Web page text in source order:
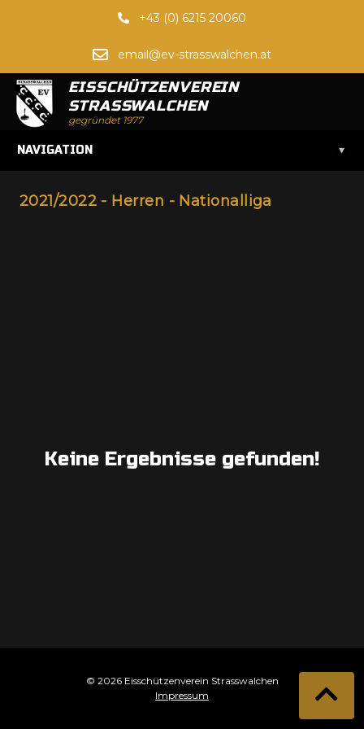
+43 (0) 6215 20060
email@ev-strasswalchen.at
EISSCHÜTZENVEREIN
STRASSWALCHEN
gegründet 1977
NAVIGATION ▾
2021/2022 - Herren - Nationalliga
Keine Ergebnisse gefunden!
© 2026 Eisschützenverein Strasswalchen
Impressum